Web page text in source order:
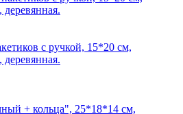
с ручкой, 15*20 см,
деревянная.
+ кольца", 25*18*14 см,